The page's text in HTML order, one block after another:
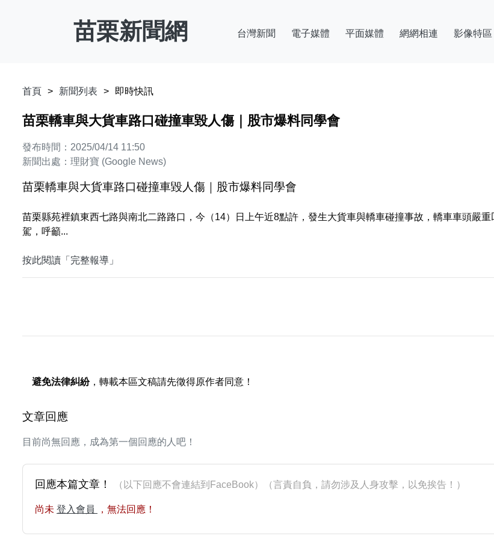
苗栗新聞網 台灣新聞 電子媒體 平面媒體 網網相連 影像特區
首頁 新聞列表 即時快訊
苗栗轎車與大貨車路口碰撞車毀人傷｜股市爆料同學會
發布時間：2025/04/14 11:50
新聞出處：理財寶 (Google News)
苗栗轎車與大貨車路口碰撞車毀人傷｜股市爆料同學會
苗栗縣苑裡鎮東西七路與南北二路路口，今（14）日上午近8點許，發生大貨車與轎車碰撞事故，轎車車頭嚴
駕，呼籲...
按此閱讀「完整報導」
避免法律糾紛，轉載本區文稿請先徵得原作者同意！
文章回應
目前尚無回應，成為第一個回應的人吧！
回應本篇文章！ （以下回應不會連結到FaceBook）（言責自負，請勿涉及人身攻擊，以免挨告！）
尚未 登入會員 ，無法回應！